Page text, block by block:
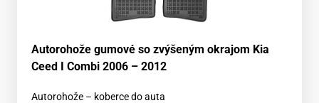
Autorohože gumové so zvýšeným okrajom Kia
Ceed I Combi 2006 – 2012
Autorohože – koberce do auta